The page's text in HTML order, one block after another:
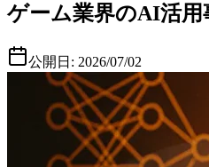
ゲーム業界のAI活用
公開日: 2026/07/02